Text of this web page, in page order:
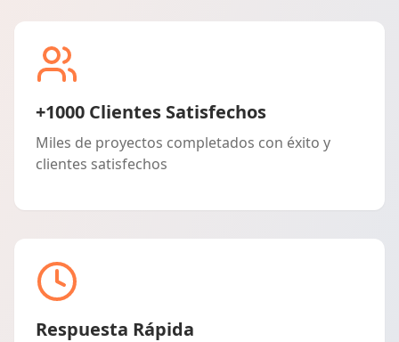
+1000 Clientes Satisfechos
Miles de proyectos completados con éxito y
clientes satisfechos
Respuesta Rápida